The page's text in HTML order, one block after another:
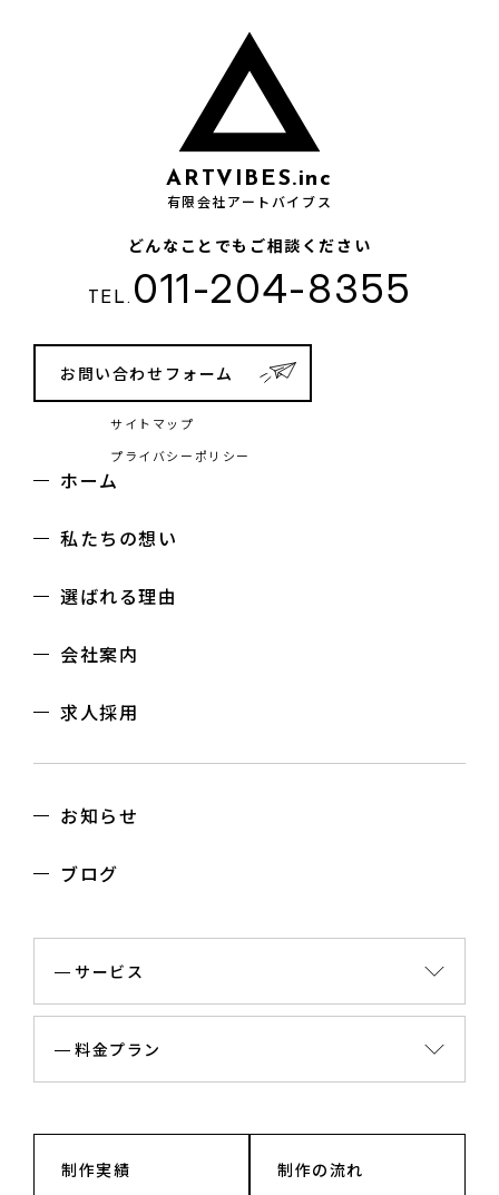
③20年以上・500件超の実績から生まれる提案力
長年の経験と幅広い業種での実績があるからこそ、「う
ちのケースに合った提案」ができます。はじめての方
も、リニューアルをお考えの方も、安心してご相談くだ
選ばれる理由はこちらARTVIBES.inc
有限会社アートバイブス
どんなことでもご相談ください
TEL. 011-204-8355
お問い合わせフォーム
サイトマップ
プライバシーポリシー
ホーム
私たちの想い
選ばれる理由
会社案内
求人採用
お知らせ
ブログ
サービス
料金プラン
制作実績 制作の流れ